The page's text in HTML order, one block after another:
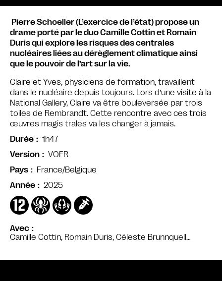
Avec
Camille Cottin, Romain Duris, Céleste Brunnquell…
Pierre Schoeller (L’exercice de l’état) propose un
drame porté par le duo Camille Cottin et Romain
Duris qui explore les risques des centrales
nucléaires liées au dérèglement climatique ainsi
que le pouvoir de l’art sur la vie.
Claire et Yves, physiciens de formation, travaillent
dans le nucléaire depuis toujours. Lors d’une visite à la
National Gallery, Claire va être bouleversée par trois
toiles de Rembrandt. Cette rencontre avec ces trois
œuvres magis trales va les changer à jamais.
Durée
1h47
Version
VOFR
Pays
France/Belgique
Année
2025